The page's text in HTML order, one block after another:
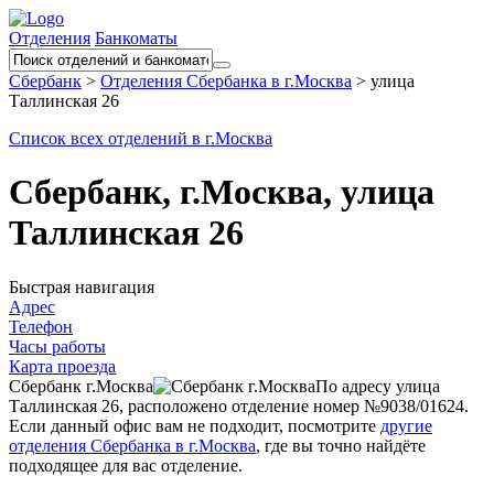
Отделения Банкоматы
Сбербанк > Отделения Сбербанка в г.Москва > улица
Таллинская 26
Список всех отделений в г.Москва
Сбербанк, г.Москва, улица
Таллинская 26
Быстрая навигация
Адрес
Телефон
Часы работы
Карта проезда
Сбербанк г.Москва
По адресу улица
Таллинская 26, расположено отделение номер №9038/01624.
Если данный офис вам не подходит, посмотрите другие
отделения Сбербанка в г.Москва, где вы точно найдёте
подходящее для вас отделение.